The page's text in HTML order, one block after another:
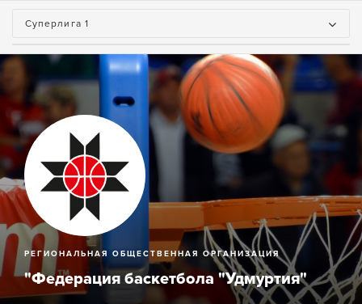
Суперлига 1
РЕГИОНАЛЬНАЯ ОБЩЕСТВЕННАЯ ОРГАНИЗАЦИЯ
"Федерация баскетбола "Удмуртия"